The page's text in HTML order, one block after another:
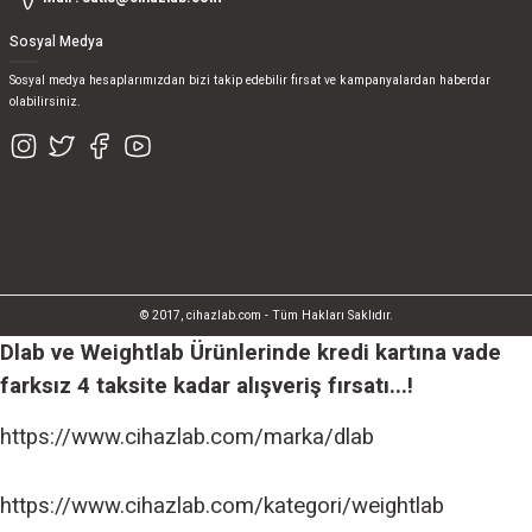
Sosyal Medya
Sosyal medya hesaplarımızdan bizi takip edebilir fırsat ve kampanyalardan haberdar
olabilirsiniz.
© 2017, cihazlab.com - Tüm Hakları Saklıdır.
Dlab ve Weightlab Ürünlerinde kredi kartına vade
farksız 4 taksite kadar alışveriş fırsatı...!
https://www.cihazlab.com/marka/dlab
https://www.cihazlab.com/kategori/weightlab